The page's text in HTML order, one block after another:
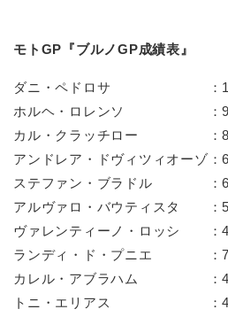
モトGP『ブルノGP成績表』
ダニ・ペドロサ ：
ホルヘ・ロレンソ ：9
カル・クラッチロー ：8
アンドレア・ドヴィツィオーゾ：
ステファン・ブラドル ：6
アルヴァロ・バウティスタ ：
ヴァレンティーノ・ロッシ ：
ランディ・ド・プニエ ：7
カレル・アブラハム ：4
トニ・エリアス ：4